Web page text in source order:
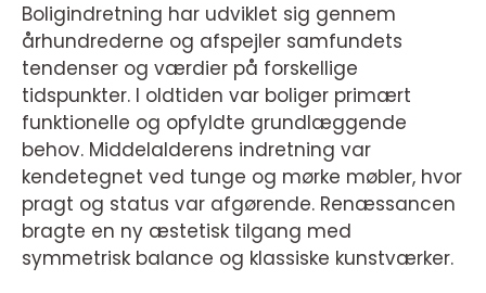
Boligindretning har udviklet sig gennem
århundrederne og afspejler samfundets
tendenser og værdier på forskellige
tidspunkter. I oldtiden var boliger primært
funktionelle og opfyldte grundlæggende
behov. Middelalderens indretning var
kendetegnet ved tunge og mørke møbler, hvor
pragt og status var afgørende. Renæssancen
bragte en ny æstetisk tilgang med
symmetrisk balance og klassiske kunstværker.